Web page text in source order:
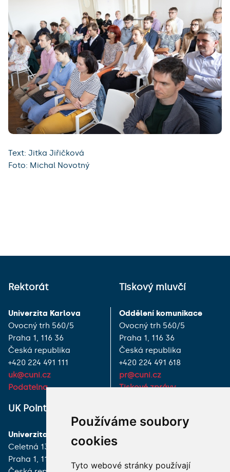
Používáme soubory
cookies
Tyto webové stránky používají
Text: Jitka Jiřičková
Foto: Michal Novotný
Rektorát
Univerzita Karlova
Ovocný trh 560/5
Praha 1, 116 36
Česká republika
+420 224 491 111
uk@cuni.cz
Podatelna
Tiskový mluvčí
Oddělení komunikace
Ovocný trh 560/5
Praha 1, 116 36
Česká republika
+420 224 491 618
pr@cuni.cz
Tiskové zprávy
UK Point
Univerzita Karlova
Celetná 13
Praha 1, 116 36
JAK K NÁM?